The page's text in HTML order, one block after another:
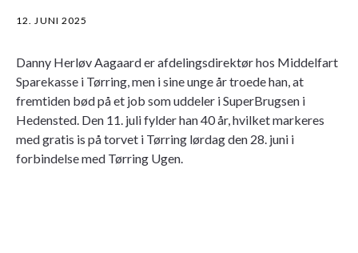
12. JUNI 2025
Danny Herløv Aagaard er afdelingsdirektør hos Middelfart
Sparekasse i Tørring, men i sine unge år troede han, at
fremtiden bød på et job som uddeler i SuperBrugsen i
Hedensted. Den 11. juli fylder han 40 år, hvilket markeres
med gratis is på torvet i Tørring lørdag den 28. juni i
forbindelse med Tørring Ugen.